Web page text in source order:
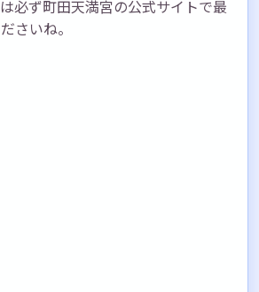
必ず町田天満宮の公式サイトで最
さいね。